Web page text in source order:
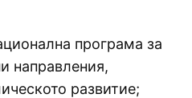
програма за
направления,
развитие;